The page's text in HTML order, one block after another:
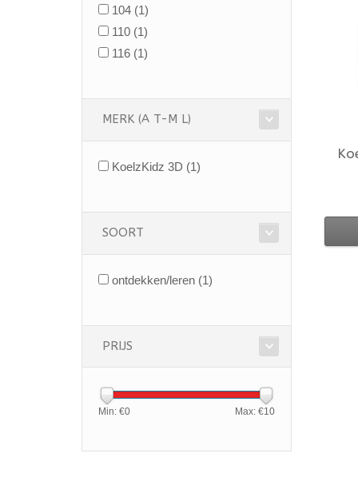
104 (1)
110 (1)
116 (1)
MERK (A T-M L)
KoelzKidz 3D (1)
SOORT
ontdekken/leren (1)
PRIJS
Min: €0 Max: €10